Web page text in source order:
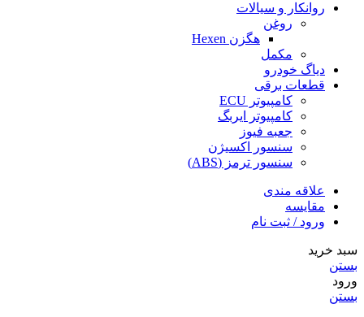
روانکار و سیالات
روغن
هگزن Hexen
مکمل
دیاگ خودرو
قطعات برقی
کامپیوتر ECU
کامپیوتر ایربگ
جعبه فیوز
سنسور اکسیژن
سنسور ترمز (ABS)
علاقه مندی
مقایسه
ورود / ثبت نام
سبد خرید
بستن
ورود
بستن